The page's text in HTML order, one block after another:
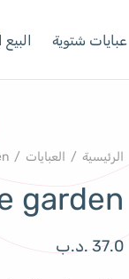
عبايات شتوية
الرئيسية / العبايات /
garden
37.0 .د.ب